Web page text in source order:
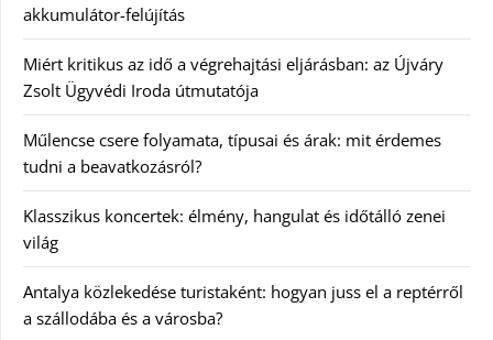
akkumulátor-felújítás
Miért kritikus az idő a végrehajtási eljárásban: az Újváry
Zsolt Ügyvédi Iroda útmutatója
Műlencse csere folyamata, típusai és árak: mit érdemes
tudni a beavatkozásról?
Klasszikus koncertek: élmény, hangulat és időtálló zenei
világ
Antalya közlekedése turistaként: hogyan juss el a reptérről
a szállodába és a városba?